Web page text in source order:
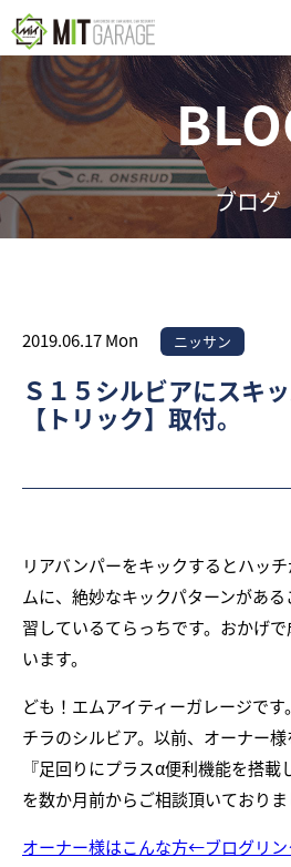
ブログ
2019.06.17 Mon ニッサン
Ｓ１５シルビアにスキ
【トリック】取付。
リアバンパーをキックするとハッ
ムに、絶妙なキックパターンがあ
習しているてらっちです。おかげ
います。
ども！エムアイティーガレージで
チラのシルビア。以前、オーナー様
『足回りにプラスα便利機能を搭
を数か月前からご相談頂いておりま
オーナー様はこんな方←ブログリン